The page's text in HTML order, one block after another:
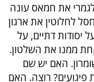
את חמאס עונה
לחלוטין את ארגון
יסודות דתיים, על
ממנו את השלטון.
האם יש שם
רוצה. האם